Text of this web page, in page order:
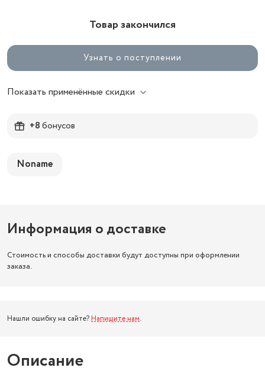
Товар закончился
Узнать о поступлении
Показать применённые скидки
+8бонусов
Noname
Информация о доставке
Стоимость и способы доставки будут доступны при оформлении
заказа.
Нашли ошибку на сайте? Напишите нам.
Описание